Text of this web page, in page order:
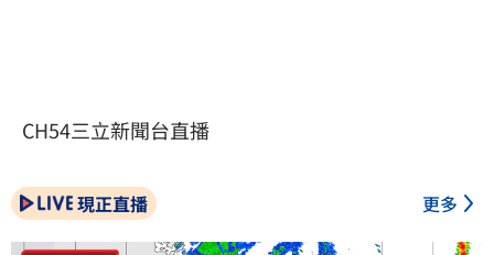
CH54三立新聞台直播
現正直播 更多